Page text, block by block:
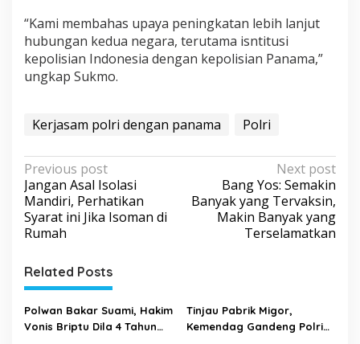
“Kami membahas upaya peningkatan lebih lanjut
hubungan kedua negara, terutama isntitusi
kepolisian Indonesia dengan kepolisian Panama,”
ungkap Sukmo.
Kerjasam polri dengan panama Polri
P
o
s
t
n
a
v
i
Previous post
Jangan Asal Isolasi
Mandiri, Perhatikan
Syarat ini Jika Isoman di
Rumah
Next post
Bang Yos: Semakin
Banyak yang Tervaksin,
Makin Banyak yang
Terselamatkan
Related Posts
Polwan Bakar Suami, Hakim
Vonis Briptu Dila 4 Tahun
Tinjau Pabrik Migor,
Kemendag Gandeng Polri